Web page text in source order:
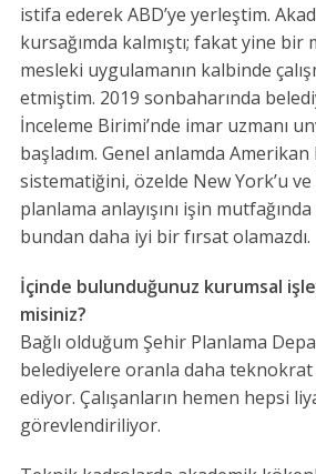
istifa ederek ABD’ye yerleştim.
kursağımda kalmıştı; fakat yine bir
mesleki uygulamanın kalbinde
etmiştim. 2019 sonbaharında
İnceleme Birimi’nde imar uzmanı
başladım. Genel anlamda
sistematiğini, özelde New York’u
planlama anlayışını işin
bundan daha iyi bir fırsat olamazdı.
İçinde bulunduğunuz kurumsal
misiniz?
Bağlı olduğum Şehir Planlama
belediyelere oranla daha
ediyor. Çalışanların hemen hepsi
görevlendiriliyor.